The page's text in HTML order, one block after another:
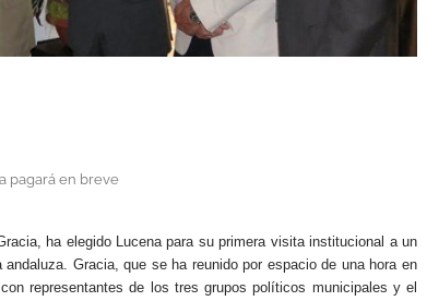
pagará en breve
ha elegido Lucena para su primera visita institucional a un
Gracia, que se ha reunido por espacio de una hora en
representantes de los tres grupos políticos municipales y el